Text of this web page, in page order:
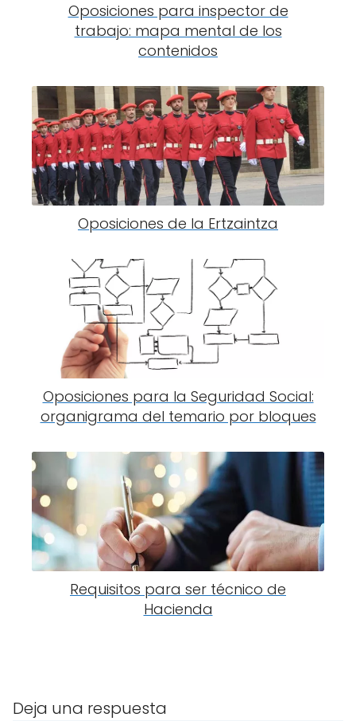
Oposiciones para inspector de
trabajo: mapa mental de los
contenidos
Oposiciones de la Ertzaintza
Oposiciones para la Seguridad Social:
organigrama del temario por bloques
Requisitos para ser técnico de
Hacienda
Deja una respuesta